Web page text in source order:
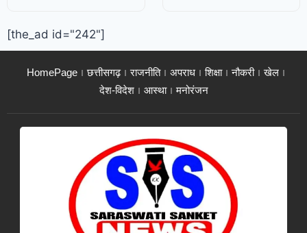
[the_ad id="242"]
HomePage छत्तीसगढ़ राजनीति अपराध शिक्षा नौकरी
खेल
देश-विदेश
आस्था मनोरंजन